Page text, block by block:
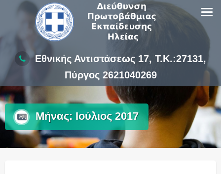
Εθνικής Αντιστάσεως 17, Τ.Κ.:27131,
Πύργος 2621040269
Μήνας: Ιούλιος 2017